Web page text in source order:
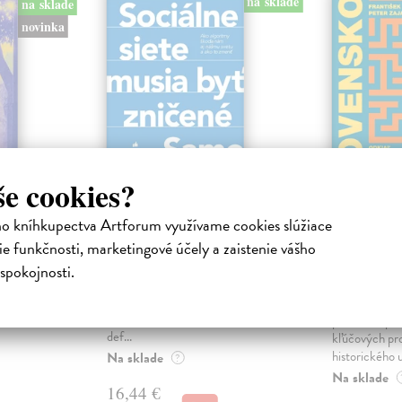
cookies?
kníhkupectva Artforum využívame cookies slúžiace
funkčnosti, marketingové účely a zaistenie vášho
na sklade
novinka
o
Sociálne siete musia
byť zničené
Marec Samo
| Kniha
def...
Na sklade ?
16,44 €
sme.
kľúčových
historického
Na sklade